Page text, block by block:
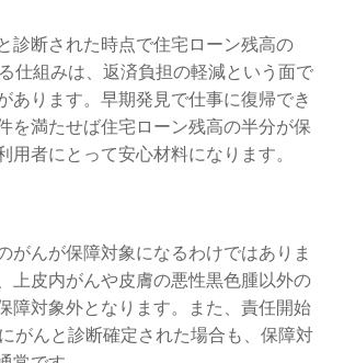
診断された時点で住宅ローン残高の
仕組みは、返済負担の軽減という面で
あります。早期発見で仕事に復帰でき
を満たせば住宅ローン残高の半分が保
用者にとって安心材料になります。
がんが保障対象になるわけではありま
上皮内がんや皮膚の悪性黒色腫以外の
障対象外となります。また、責任開始
がんと診断確定された場合も、保障対